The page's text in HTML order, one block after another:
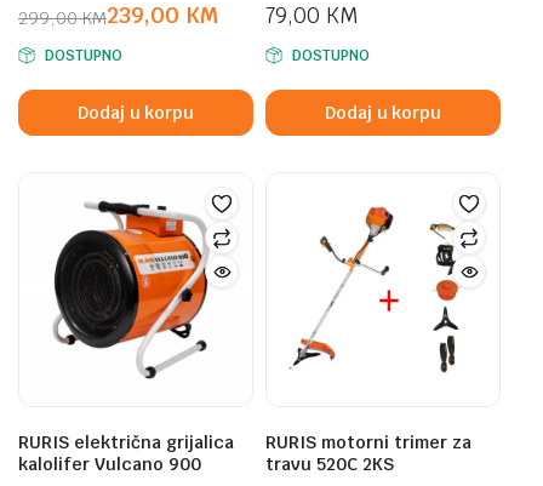
299,00KM
Original
price
was:
299,00 KM.
239,00 KM
Current
price
is:
239,00 KM.
DOSTUPNO
Dodaj u korpu
79,00 KM
DOSTUPNO
Dodaj u korpu
RURIS električna grijalica
kalolifer Vulcano 900
RURIS motorni trimer za
travu 520C 2KS